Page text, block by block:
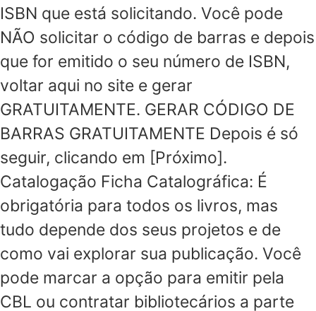
ISBN que está solicitando. Você pode
NÃO solicitar o código de barras e depois
que for emitido o seu número de ISBN,
voltar aqui no site e gerar
GRATUITAMENTE. GERAR CÓDIGO DE
BARRAS GRATUITAMENTE Depois é só
seguir, clicando em [Próximo].
Catalogação Ficha Catalográfica: É
obrigatória para todos os livros, mas
tudo depende dos seus projetos e de
como vai explorar sua publicação. Você
pode marcar a opção para emitir pela
CBL ou contratar bibliotecários a parte